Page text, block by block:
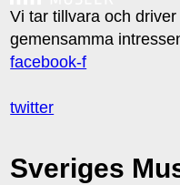
Vi tar tillvara och
gemensamma
facebook-f
twitter
Sveriges